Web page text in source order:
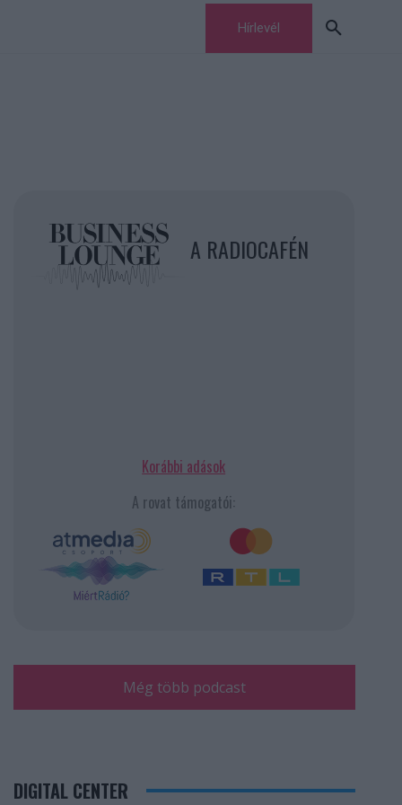
Hírlevél
A RADIOCAFÉN
Korábbi adások
A rovat támogatói:
Még több podcast
DIGITAL CENTER